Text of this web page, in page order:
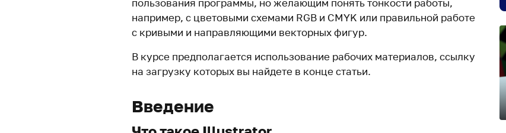
пользования программы, но желающим понять тонкости работы,
например, с цветовыми схемами RGB и CMYK или правильной работе
с кривыми и направляющими векторных фигур.
В курсе предполагается использование рабочих материалов, ссылку
на загрузку которых вы найдете в конце статьи.
Введение